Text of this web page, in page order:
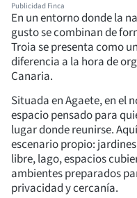
Publicidad Finca
En un entorno donde la
gusto se combinan de
Troia se presenta como
diferencia a la hora de
Canaria.
Situada en Agaete, en el
espacio pensado para
lugar donde reunirse.
escenario propio:
libre, lago, espacios
ambientes preparados
privacidad y cercanía.